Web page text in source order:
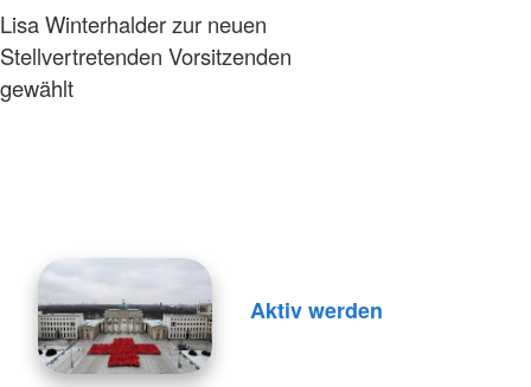
Lisa Winterhalder zur neuen
Stellvertretenden Vorsitzenden
gewählt
Aktiv werden